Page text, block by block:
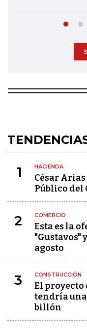
1 HACIENDA
César
Público del
2 COMERCIO
Esta es la
"Gustavos"
agosto
3 CONSTRUCCIÓN
El proyecto
tendría una
billón